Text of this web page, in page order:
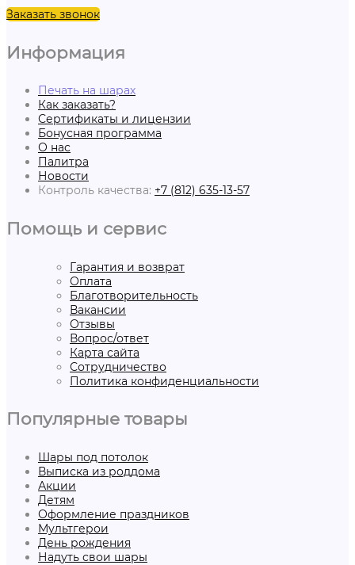
Заказать звонок
Информация
Печать на шарах
Как заказать?
Сертификаты и лицензии
Бонусная программа
О нас
Палитра
Новости
Контроль качества: +7 (812) 635-13-57
Помощь и сервис
Гарантия и возврат
Оплата
Благотворительность
Вакансии
Отзывы
Вопрос/ответ
Карта сайта
Сотрудничество
Политика конфиденциальности
Популярные товары
Шары под потолок
Выписка из роддома
Акции
Детям
Оформление праздников
Мультгерои
День рождения
Надуть свои шары